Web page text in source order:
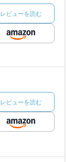
レビューを読む
レビューを読む